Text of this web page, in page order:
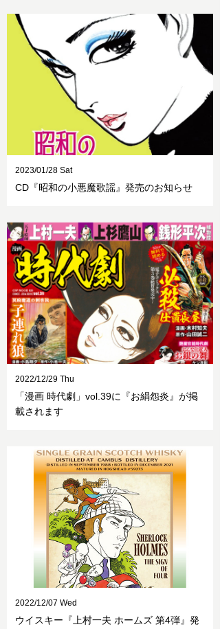
2023/01/28 Sat
CD『昭和の小悪魔歌謡』発売のお知らせ
2022/12/29 Thu
「漫画 時代劇」vol.39に『お絹怨炎』が掲
載されます
2022/12/07 Wed
ウイスキー『上村一夫 ホームズ 第4弾』発